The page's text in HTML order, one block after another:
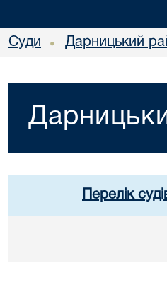
Суди • Дарницький
Перелік